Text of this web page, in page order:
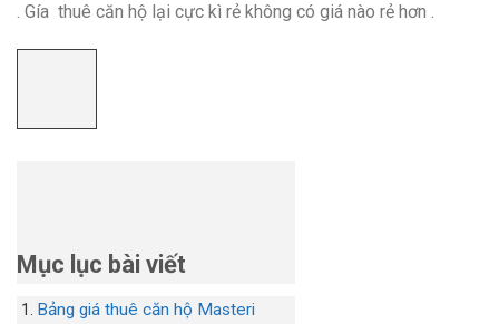
. Gía thuê căn hộ lại cực kì rẻ không có giá nào rẻ hơn .
Mục lục bài viết
Bảng giá thuê căn hộ Masteri